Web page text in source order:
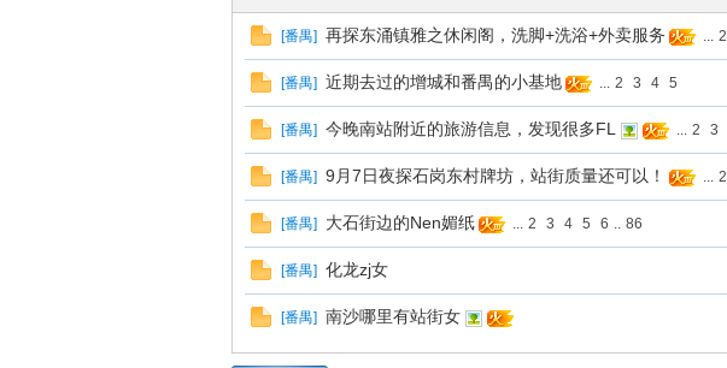
网
[番禺] 再探东涌镇雅之休闲阁，洗脚+洗浴+外卖服务 ... 2
[番禺] 近期去过的增城和番禺的小基地 ... 2 3 4 5
[番禺] 今晚南站附近的旅游信息，发现很多FL ... 2 3
[番禺] 9月7日夜探石岗东村牌坊，站街质量还可以！ ... 2
[番禺] 大石街边的Nen媚纸 ... 2 3 4 5 6 .. 86
[番禺] 化龙zj女
[番禺] 南沙哪里有站街女